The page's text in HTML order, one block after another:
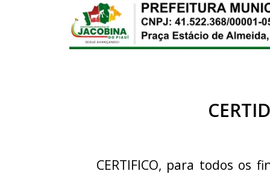
CERTIFICO, para todos os